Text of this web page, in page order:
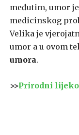
međutim, umor
medicinskog
Velika je
umor a u ovom
umora.
>>Prirodni